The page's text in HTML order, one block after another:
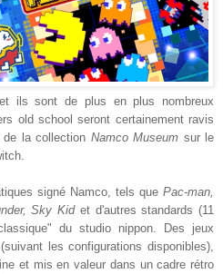
ils sont de plus en plus nombreux
old school seront certainement ravis
de la collection Namco Museum sur le
signé Namco, tels que Pac-man,
Sky Kidet d'autres standards (11
du studio nippon. Des jeux
les configurations disponibles),
et mis en valeur dans un cadre rétro